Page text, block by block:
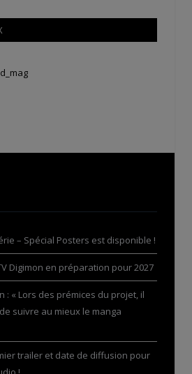
– Spécial Posters est disponible !
Digimon en préparation pour 2027
: « Lors des prémices du projet, il
suivre au mieux le manga
trailer et date de diffusion pour